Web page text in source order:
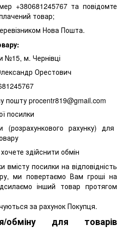
+380681245767 та повідомте
товар;
Нова Пошта.
№15, м. Чернівці
Орестович
пошту procentr819@gmail.com
посилки
(розрахункового рахунку) для
здійснити обмін
вмісту посилки на відповідність
ми повертаємо Вам гроші на
інший товар протягом
за рахунок Покупця.
обміну для товарів